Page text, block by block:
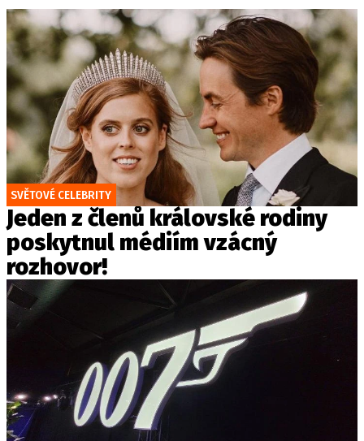
SVĚTOVÉ CELEBRITY
Jeden z členů královské rodiny
poskytnul médiím vzácný
rozhovor!